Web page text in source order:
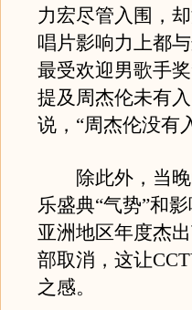
力宏尽管入围，
唱片影响力上都
最受欢迎男歌手
提及周杰伦未有
说，“周杰伦没有
除此外，当晚
乐盛典“气势”和
亚洲地区年度杰
部取消，这让
之感。